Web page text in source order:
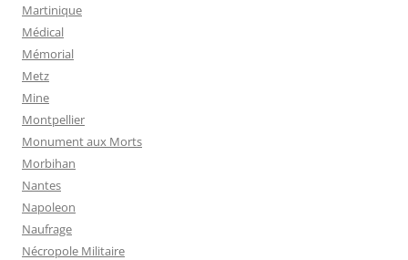
Martinique
Médical
Mémorial
Metz
Mine
Montpellier
Monument aux Morts
Morbihan
Nantes
Napoleon
Naufrage
Nécropole Militaire